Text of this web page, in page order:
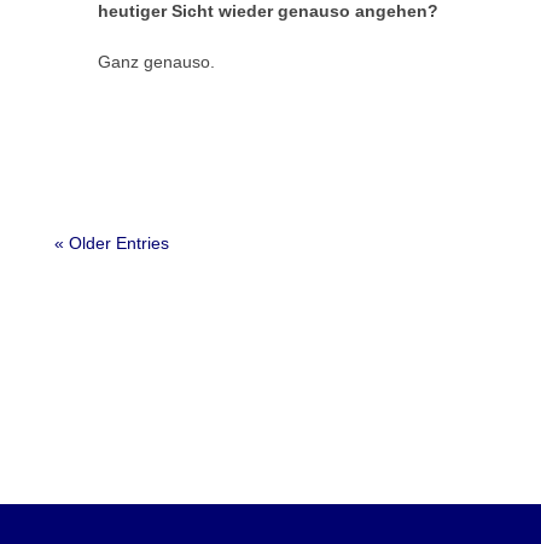
heutiger Sicht wieder genauso angehen?
Ganz genauso.
« Older Entries